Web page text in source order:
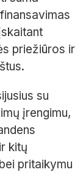
priežiūros ir
su
įrengimu,
kitų
pritaikymu